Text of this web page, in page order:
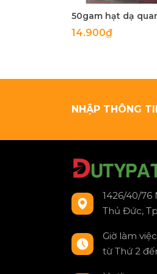
14.900₫
NHẬP THÔNG
1426/40/76
Thủ Đức,
Giờ làm
từ Thứ 2